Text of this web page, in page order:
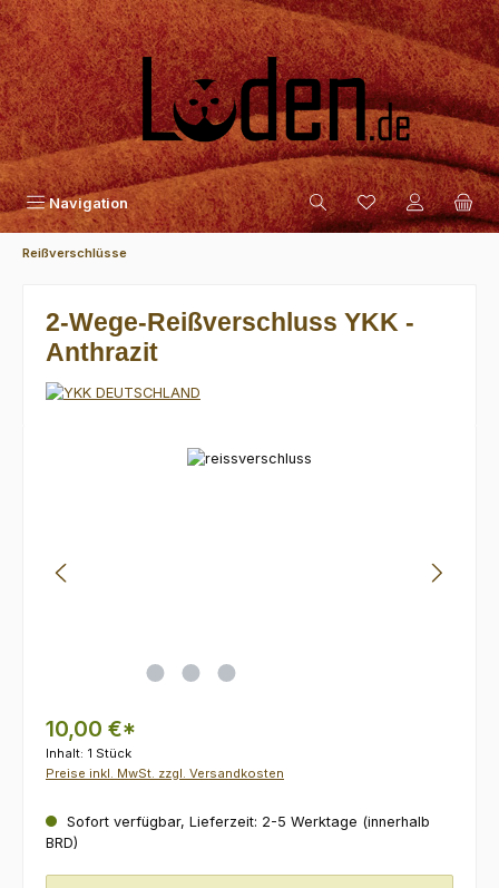
Zum Hauptinhalt springen
Navigation
Reißverschlüsse
2-Wege-Reißverschluss YKK -
Anthrazit
Bildergalerie überspringen
10,00 €*
Inhalt: 1 Stück
Preise inkl. MwSt. zzgl. Versandkosten
Sofort verfügbar, Lieferzeit: 2-5 Werktage (innerhalb
BRD)